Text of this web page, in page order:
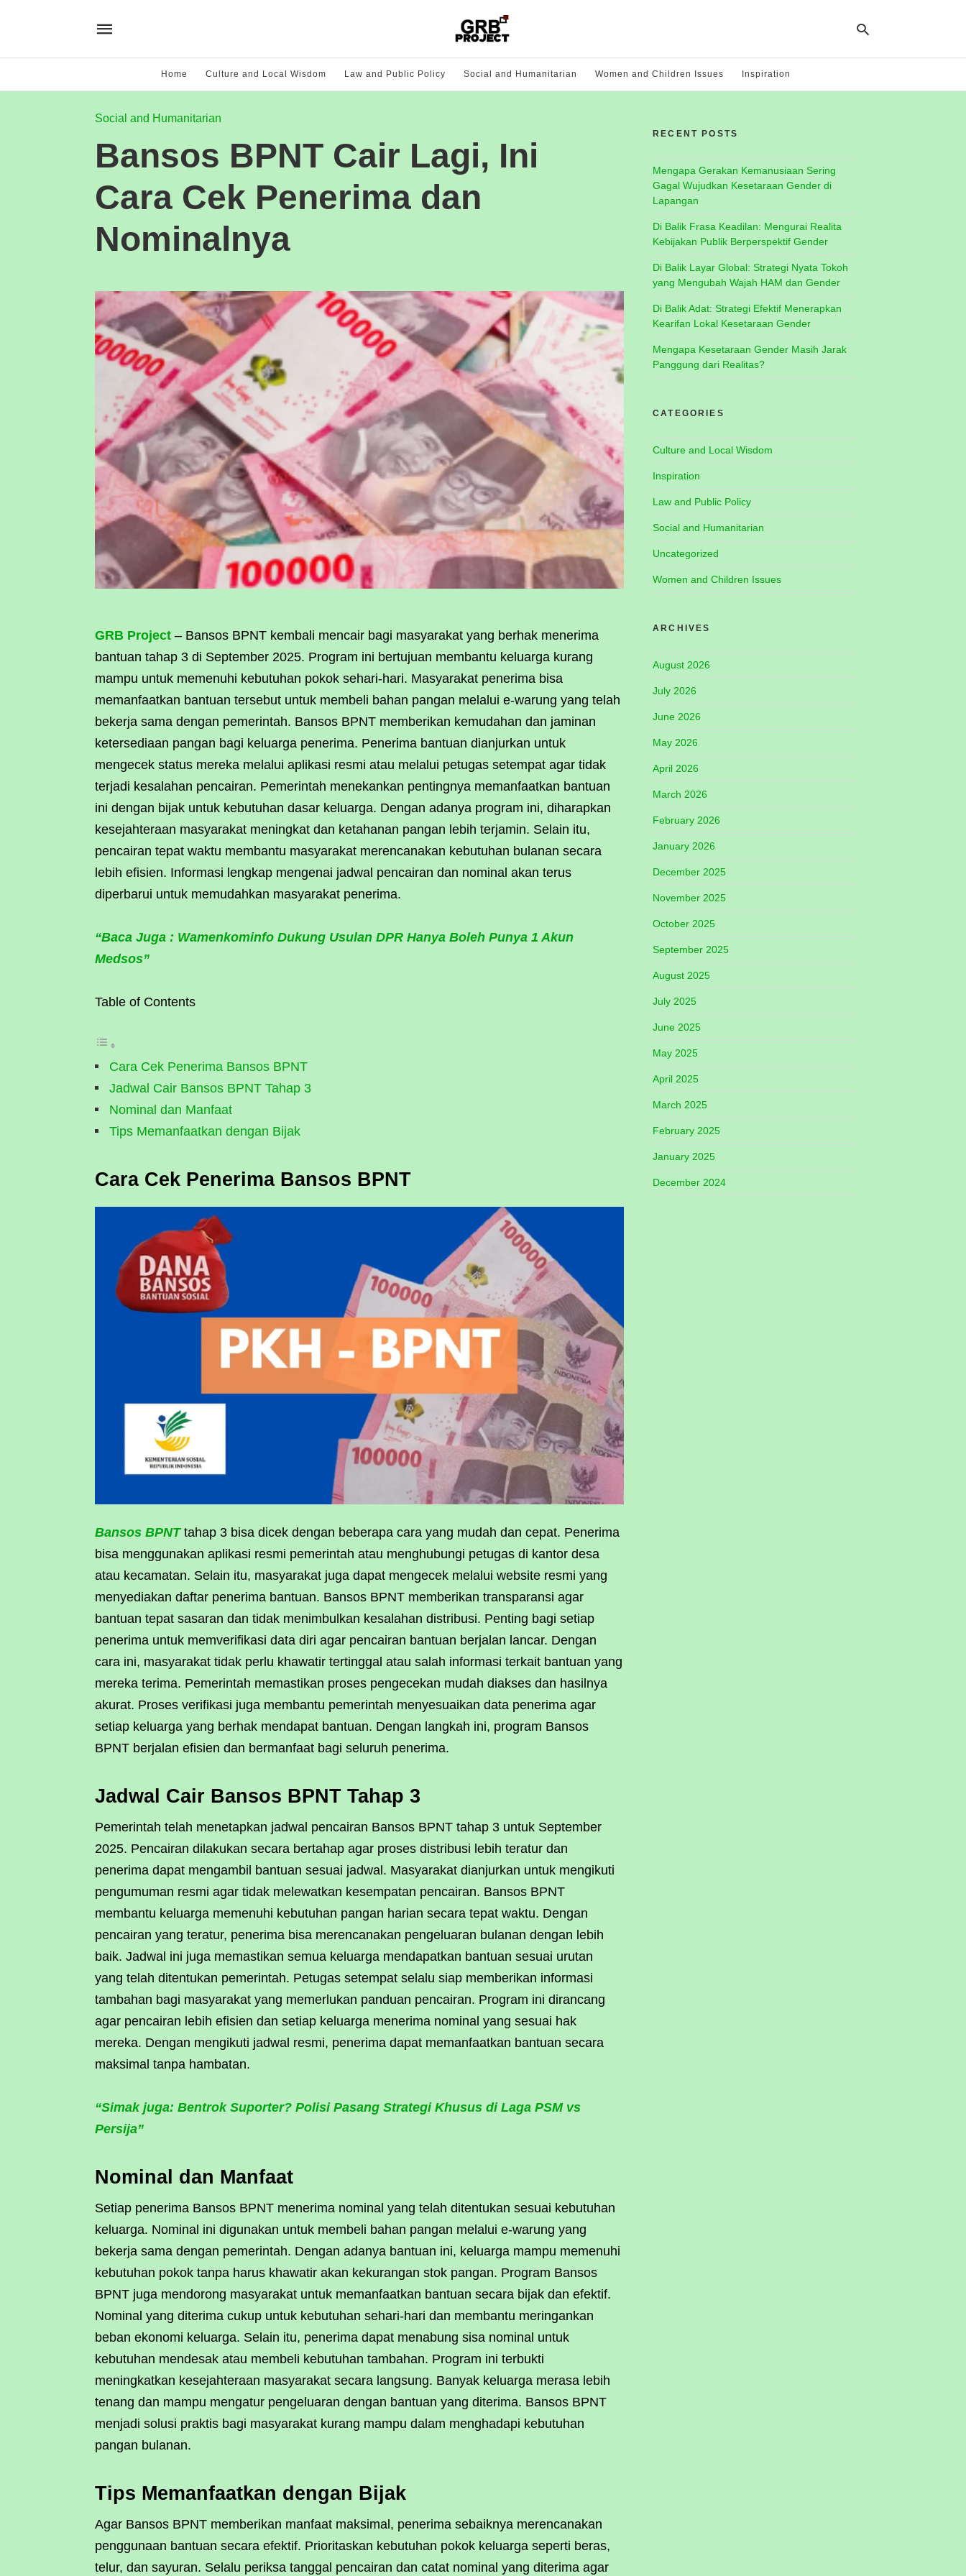
Home Culture and Local Wisdom Law and Public Policy Social and Humanitarian Women and Children Issues Inspiration
Social and Humanitarian
Bansos BPNT Cair Lagi, Ini
Cara Cek Penerima dan
Nominalnya
GRB Project – Bansos BPNT kembali mencair bagi masyarakat yang berhak menerima
bantuan tahap 3 di September 2025. Program ini bertujuan membantu keluarga kurang
mampu untuk memenuhi kebutuhan pokok sehari-hari. Masyarakat penerima bisa
memanfaatkan bantuan tersebut untuk membeli bahan pangan melalui e-warung yang telah
bekerja sama dengan pemerintah. Bansos BPNT memberikan kemudahan dan jaminan
ketersediaan pangan bagi keluarga penerima. Penerima bantuan dianjurkan untuk
mengecek status mereka melalui aplikasi resmi atau melalui petugas setempat agar tidak
terjadi kesalahan pencairan. Pemerintah menekankan pentingnya memanfaatkan bantuan
ini dengan bijak untuk kebutuhan dasar keluarga. Dengan adanya program ini, diharapkan
kesejahteraan masyarakat meningkat dan ketahanan pangan lebih terjamin. Selain itu,
pencairan tepat waktu membantu masyarakat merencanakan kebutuhan bulanan secara
lebih efisien. Informasi lengkap mengenai jadwal pencairan dan nominal akan terus
diperbarui untuk memudahkan masyarakat penerima.
“Baca Juga : Wamenkominfo Dukung Usulan DPR Hanya Boleh Punya 1 Akun
Medsos”
Table of Contents
Cara Cek Penerima Bansos BPNT
Jadwal Cair Bansos BPNT Tahap 3
Nominal dan Manfaat
Tips Memanfaatkan dengan Bijak
Cara Cek Penerima Bansos BPNT
Bansos BPNTtahap 3 bisa dicek dengan beberapa cara yang mudah dan cepat. Penerima
bisa menggunakan aplikasi resmi pemerintah atau menghubungi petugas di kantor desa
atau kecamatan. Selain itu, masyarakat juga dapat mengecek melalui website resmi yang
menyediakan daftar penerima bantuan. Bansos BPNT memberikan transparansi agar
bantuan tepat sasaran dan tidak menimbulkan kesalahan distribusi. Penting bagi setiap
penerima untuk memverifikasi data diri agar pencairan bantuan berjalan lancar. Dengan
cara ini, masyarakat tidak perlu khawatir tertinggal atau salah informasi terkait bantuan yang
mereka terima. Pemerintah memastikan proses pengecekan mudah diakses dan hasilnya
akurat. Proses verifikasi juga membantu pemerintah menyesuaikan data penerima agar
setiap keluarga yang berhak mendapat bantuan. Dengan langkah ini, program Bansos
BPNT berjalan efisien dan bermanfaat bagi seluruh penerima.
Jadwal Cair Bansos BPNT Tahap 3
Pemerintah telah menetapkan jadwal pencairan Bansos BPNT tahap 3 untuk September
2025. Pencairan dilakukan secara bertahap agar proses distribusi lebih teratur dan
penerima dapat mengambil bantuan sesuai jadwal. Masyarakat dianjurkan untuk mengikuti
pengumuman resmi agar tidak melewatkan kesempatan pencairan. Bansos BPNT
membantu keluarga memenuhi kebutuhan pangan harian secara tepat waktu. Dengan
pencairan yang teratur, penerima bisa merencanakan pengeluaran bulanan dengan lebih
baik. Jadwal ini juga memastikan semua keluarga mendapatkan bantuan sesuai urutan
yang telah ditentukan pemerintah. Petugas setempat selalu siap memberikan informasi
tambahan bagi masyarakat yang memerlukan panduan pencairan. Program ini dirancang
agar pencairan lebih efisien dan setiap keluarga menerima nominal yang sesuai hak
mereka. Dengan mengikuti jadwal resmi, penerima dapat memanfaatkan bantuan secara
maksimal tanpa hambatan.
“Simak juga: Bentrok Suporter? Polisi Pasang Strategi Khusus di Laga PSM vs
Persija”
Nominal dan Manfaat
Setiap penerima Bansos BPNT menerima nominal yang telah ditentukan sesuai kebutuhan
keluarga. Nominal ini digunakan untuk membeli bahan pangan melalui e-warung yang
bekerja sama dengan pemerintah. Dengan adanya bantuan ini, keluarga mampu memenuhi
kebutuhan pokok tanpa harus khawatir akan kekurangan stok pangan. Program Bansos
BPNT juga mendorong masyarakat untuk memanfaatkan bantuan secara bijak dan efektif.
Nominal yang diterima cukup untuk kebutuhan sehari-hari dan membantu meringankan
beban ekonomi keluarga. Selain itu, penerima dapat menabung sisa nominal untuk
kebutuhan mendesak atau membeli kebutuhan tambahan. Program ini terbukti
meningkatkan kesejahteraan masyarakat secara langsung. Banyak keluarga merasa lebih
tenang dan mampu mengatur pengeluaran dengan bantuan yang diterima. Bansos BPNT
menjadi solusi praktis bagi masyarakat kurang mampu dalam menghadapi kebutuhan
pangan bulanan.
Tips Memanfaatkan dengan Bijak
Agar Bansos BPNT memberikan manfaat maksimal, penerima sebaiknya merencanakan
penggunaan bantuan secara efektif. Prioritaskan kebutuhan pokok keluarga seperti beras,
telur, dan sayuran. Selalu periksa tanggal pencairan dan catat nominal yang diterima agar
RECENT POSTS
Mengapa Gerakan Kemanusiaan Sering
Gagal Wujudkan Kesetaraan Gender di
Lapangan
Di Balik Frasa Keadilan: Mengurai Realita
Kebijakan Publik Berperspektif Gender
Di Balik Layar Global: Strategi Nyata Tokoh
yang Mengubah Wajah HAM dan Gender
Di Balik Adat: Strategi Efektif Menerapkan
Kearifan Lokal Kesetaraan Gender
Mengapa Kesetaraan Gender Masih Jarak
Panggung dari Realitas?
CATEGORIES
Culture and Local Wisdom
Inspiration
Law and Public Policy
Social and Humanitarian
Uncategorized
Women and Children Issues
ARCHIVES
August 2026
July 2026
June 2026
May 2026
April 2026
March 2026
February 2026
January 2026
December 2025
November 2025
October 2025
September 2025
August 2025
July 2025
June 2025
May 2025
April 2025
March 2025
February 2025
January 2025
December 2024